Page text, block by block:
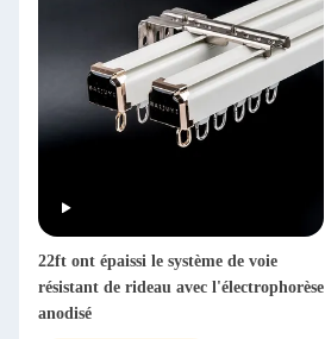
22ft ont épaissi le système de voie
résistant de rideau avec l'électrophorèse
anodisé